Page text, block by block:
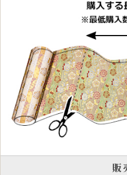
金襴生地は、和裁を好む手芸愛
ます。カットクロスやはぎれは
笛袋、帽子、マスク、革細工、
きます。
小さめの柄で構成されているた
用の着物など細かな制作にも適
は、作品に存在感と高級感を与え
衣装とファッションに広
金襴生地は、和風衣装をはじめ
雅楽衣装、神楽衣裳など、伝統販